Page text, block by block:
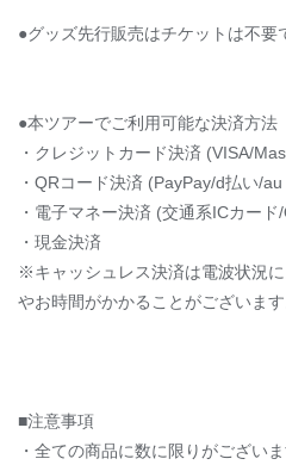
●グッズ先行販売はチケットは不要
●本ツアーでご利用可能な決済方法
・クレジットカード決済 (VISA/
・QRコード決済 (PayPay/d払い/
・電子マネー決済 (交通系ICカード
・現金決済
※キャッシュレス決済は電波状況
やお時間がかかることがございま
■注意事項
・全ての商品に数に限りがござい